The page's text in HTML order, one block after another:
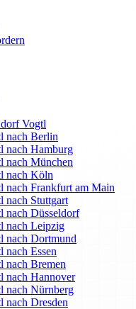
Vogtl
nach Berlin
nach Hamburg
nach München
nach Köln
Frankfurt am Main
nach Stuttgart
nach Düsseldorf
nach Leipzig
nach Dortmund
Essen
nach Bremen
nach Hannover
nach Nürnberg
Dresden